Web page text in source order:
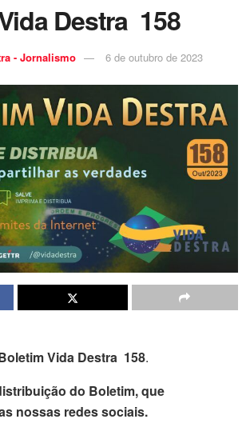
Destra 158
- Jornalismo 6 de outubro de 2023
Vida Destra 158.
do Boletim, que
nossas redes sociais.